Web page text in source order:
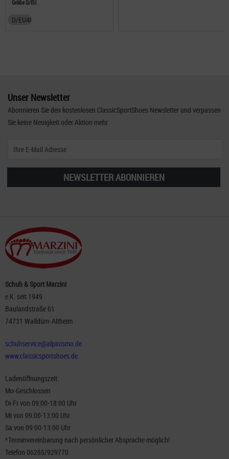
Größe D/EU
D/EU40
Unser Newsletter
Abonnieren Sie den kostenlosen ClassicSportShoes Newsletter und verpassen
Sie keine Neuigkeit oder Aktion mehr.
NEWSLETTER ABONNIEREN
Schuh & Sport Marzini
e.K. seit 1949
Baulandstraße 61
74731 Walldürn-Altheim
schuhservice@alpinismo.de
www.classicsportshoes.de
Ladenöffnungszeit:
Mo-Geschlossen
Di-Fr von 09:00-18:00 Uhr
Mi von 09:00-13:00 Uhr
Sa von 09:00-13:00 Uhr
*Terminvereinbarung nach persönlicher Absprache möglich!
Telefon 06285/929770